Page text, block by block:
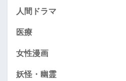
人間ドラマ
医療
女性漫画
妖怪・幽霊